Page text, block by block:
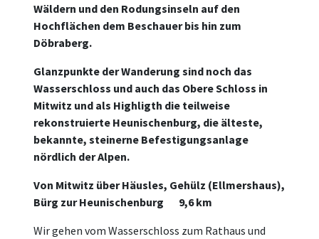
Wäldern und den Rodungsinseln auf den
Hochflächen dem Beschauer bis hin zum
Döbraberg.
Glanzpunkte der Wanderung sind noch das
Wasserschloss und auch das Obere Schloss in
Mitwitz und als Highligth die teilweise
rekonstruierte Heunischenburg, die älteste,
bekannte, steinerne Befestigungsanlage
nördlich der Alpen.
Von Mitwitz über Häusles, Gehülz (Ellmershaus),
Bürg zur Heunischenburg 9,6 km
Wir gehen vom Wasserschloss zum Rathaus und